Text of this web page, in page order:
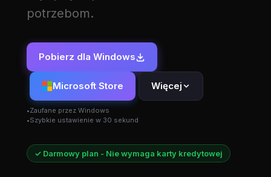
potrzebom.
Pobierz dla Windows
Microsoft Store
Zaufane przez Windows
Szybkie ustawienie w 30 sekund
Więcej
✓ Darmowy plan - Nie wymaga karty kredytowej